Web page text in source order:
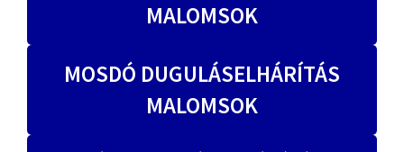
MALOMSOK
MOSDÓ DUGULÁSELHÁRÍTÁS
MALOMSOK